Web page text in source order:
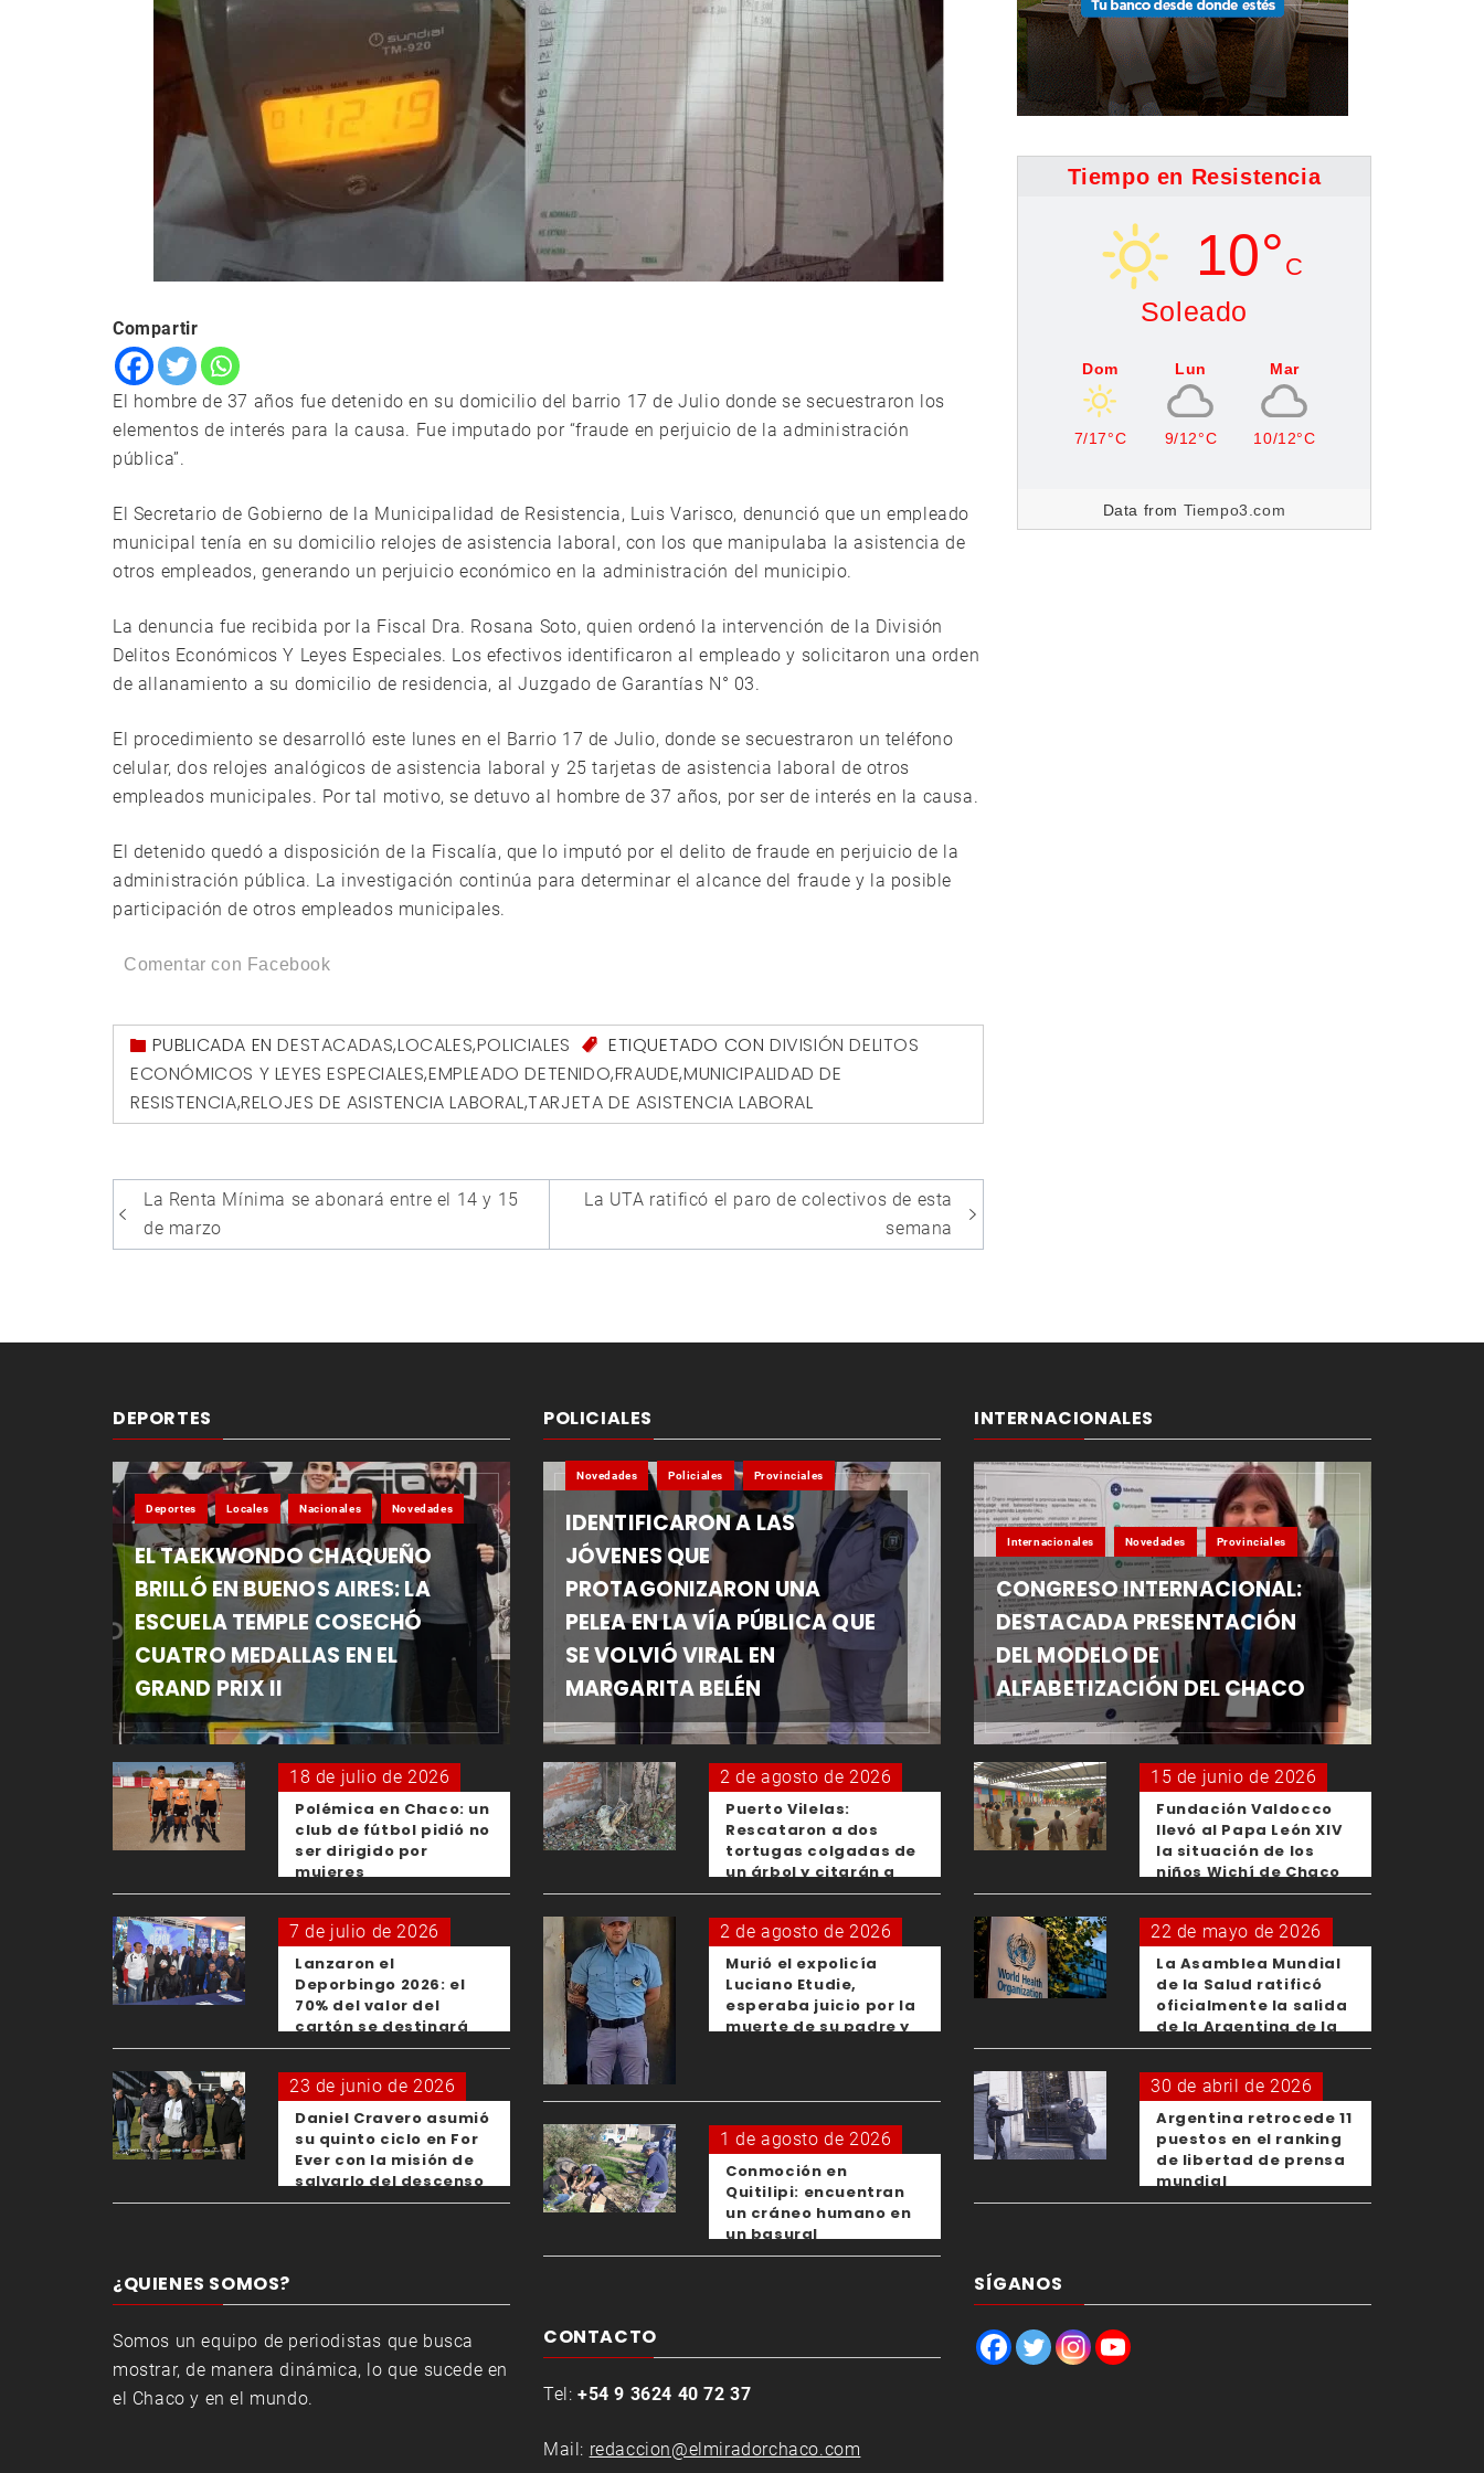
Compartir
El hombre de 37 años fue detenido en su domicilio del barrio 17 de Julio donde se secuestraron los
elementos de interés para la causa. Fue imputado por “fraude en perjuicio de la administración
pública”.
El Secretario de Gobierno de la Municipalidad de Resistencia, Luis Varisco, denunció que un empleado
municipal tenía en su domicilio relojes de asistencia laboral, con los que manipulaba la asistencia de
otros empleados, generando un perjuicio económico en la administración del municipio.
La denuncia fue recibida por la Fiscal Dra. Rosana Soto, quien ordenó la intervención de la División
Delitos Económicos Y Leyes Especiales. Los efectivos identificaron al empleado y solicitaron una orden
de allanamiento a su domicilio de residencia, al Juzgado de Garantías N° 03.
El procedimiento se desarrolló este lunes en el Barrio 17 de Julio, donde se secuestraron un teléfono
celular, dos relojes analógicos de asistencia laboral y 25 tarjetas de asistencia laboral de otros
empleados municipales. Por tal motivo, se detuvo al hombre de 37 años, por ser de interés en la causa.
El detenido quedó a disposición de la Fiscalía, que lo imputó por el delito de fraude en perjuicio de la
administración pública. La investigación continúa para determinar el alcance del fraude y la posible
participación de otros empleados municipales.
Comentar con Facebook
PUBLICADA ENDESTACADAS,LOCALES,POLICIALES ETIQUETADO CONDIVISIÓN DELITOS
ECONÓMICOS Y LEYES ESPECIALES,EMPLEADO DETENIDO,FRAUDE,MUNICIPALIDAD DE
RESISTENCIA,RELOJES DE ASISTENCIA LABORAL,TARJETA DE ASISTENCIA LABORAL
Navegación
de
La Renta Mínima se abonará entre el 14 y 15
de marzo
La UTA ratificó el paro de colectivos de esta
semana
Tiempo en Resistencia
10° C
Soleado
Dom
7/17°C
Lun
9/12°C
Mar
10/12°C
Data from Tiempo3.com
DEPORTES
Deportes Locales Nacionales Novedades
EL TAEKWONDO CHAQUEÑO
BRILLÓ EN BUENOS AIRES: LA
ESCUELA TEMPLE COSECHÓ
CUATRO MEDALLAS EN EL
GRAND PRIX II
18 de julio de 2026
Polémica en Chaco: un
club de fútbol pidió no
ser dirigido por
mujeres
7 de julio de 2026
Lanzaron el
Deporbingo 2026: el
70% del valor del
cartón se destinará
para los clubes
23 de junio de 2026
Daniel Cravero asumió
su quinto ciclo en For
Ever con la misión de
salvarlo del descenso
¿QUIENES SOMOS?
Somos un equipo de periodistas que busca
mostrar, de manera dinámica, lo que sucede en
el Chaco y en el mundo.
POLICIALES
Novedades Policiales Provinciales
IDENTIFICARON A LAS
JÓVENES QUE
PROTAGONIZARON UNA
PELEA EN LA VÍA PÚBLICA QUE
SE VOLVIÓ VIRAL EN
MARGARITA BELÉN
2 de agosto de 2026
Puerto Vilelas:
Rescataron a dos
tortugas colgadas de
un árbol y citarán a
los padres de los
menores responsables
2 de agosto de 2026
Murió el expolicía
Luciano Etudie,
esperaba juicio por la
muerte de su padre y
1 de agosto de 2026
Conmoción en
Quitilipi: encuentran
un cráneo humano en
un basural
CONTACTO
Tel: +54 9 3624 40 72 37
Mail: redaccion@elmiradorchaco.com
INTERNACIONALES
Internacionales Novedades Provinciales
CONGRESO INTERNACIONAL:
DESTACADA PRESENTACIÓN
DEL MODELO DE
ALFABETIZACIÓN DEL CHACO
15 de junio de 2026
Fundación Valdocco
llevó al Papa León XIV
la situación de los
niños Wichí de Chaco
22 de mayo de 2026
La Asamblea Mundial
de la Salud ratificó
oficialmente la salida
de la Argentina de la
OMS
30 de abril de 2026
Argentina retrocede 11
puestos en el ranking
de libertad de prensa
mundial
SÍGANOS